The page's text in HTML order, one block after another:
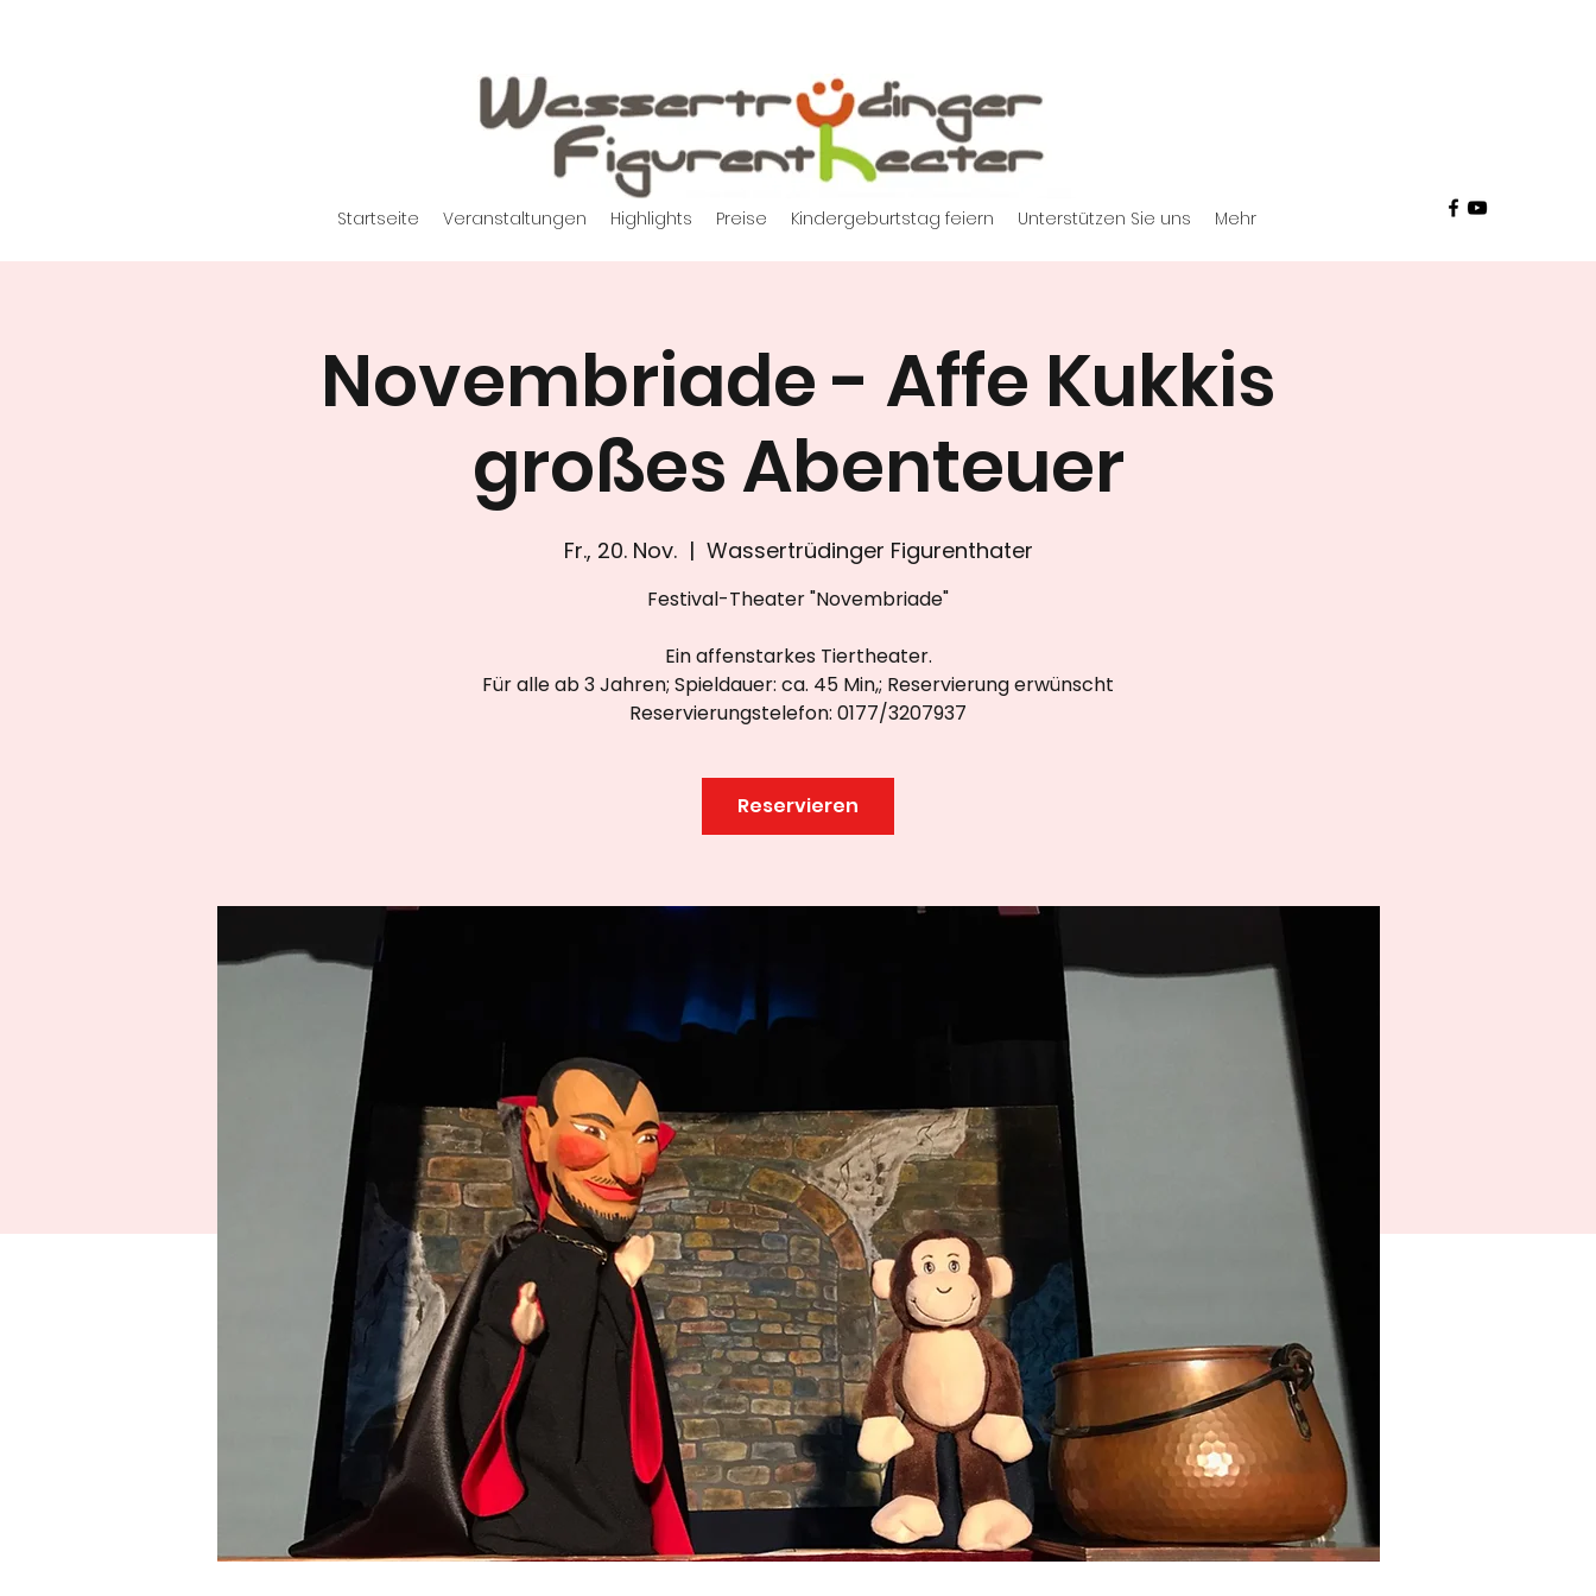
Startseite Veranstaltungen Highlights Preise Kindergeburtstag feiern Unterstützen Sie uns Mehr
Novembriade - Affe Kukkis
großes Abenteuer
Fr., 20. Nov.
  |
Wassertrüdinger Figurenthater
Festival-Theater "Novembriade"
Ein affenstarkes Tiertheater.
Für alle ab 3 Jahren; Spieldauer: ca. 45 Min,; Reservierung erwünscht
Reservierungstelefon: 0177/3207937
Reservieren